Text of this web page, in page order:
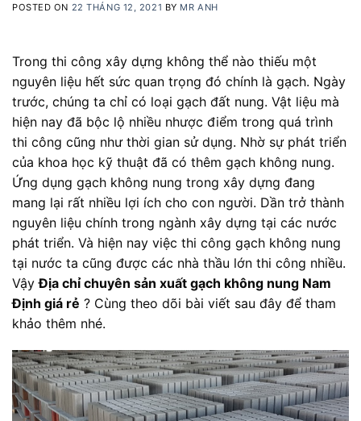
POSTED ON 22 THÁNG 12, 2021 BY MR ANH
Trong thi công xây dựng không thể nào thiếu một
nguyên liệu hết sức quan trọng đó chính là gạch. Ngày
trước, chúng ta chỉ có loại gạch đất nung. Vật liệu mà
hiện nay đã bộc lộ nhiều nhược điểm trong quá trình
thi công cũng như thời gian sử dụng. Nhờ sự phát triển
của khoa học kỹ thuật đã có thêm gạch không nung.
Ứng dụng gạch không nung trong xây dựng đang
mang lại rất nhiều lợi ích cho con người. Dần trở thành
nguyên liệu chính trong ngành xây dựng tại các nước
phát triển. Và hiện nay việc thi công gạch không nung
tại nước ta cũng được các nhà thầu lớn thi công nhiều.
VậyĐịa chỉ chuyên sản xuất gạch không nung Nam
Định giá rẻ ? Cùng theo dõi bài viết sau đây để tham
khảo thêm nhé.